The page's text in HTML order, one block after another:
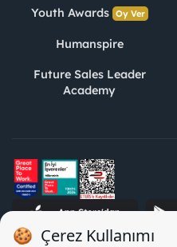
Youth Awards Oy Ver
Humanspire
Future Sales Leader
Academy